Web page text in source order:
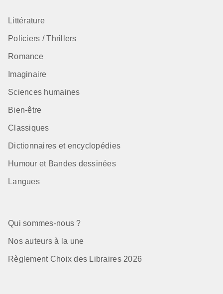
Littérature
Policiers / Thrillers
Romance
Imaginaire
Sciences humaines
Bien-être
Classiques
Dictionnaires et encyclopédies
Humour et Bandes dessinées
Langues
Qui sommes-nous ?
Nos auteurs à la une
Règlement Choix des Libraires 2026